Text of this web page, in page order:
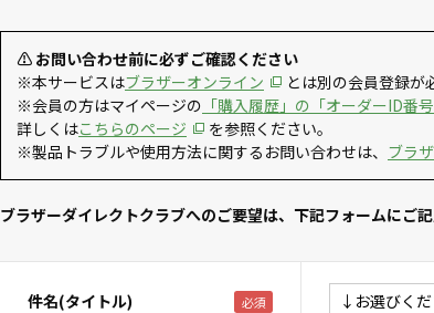
⚠ お問い合わせ前に必ずご確認ください
※本サービスはブラザーオンライン
とは別の会員登録が
※会員の方はマイページの 「購入履歴」の「オーダーID番号
詳しくはこちらのページ
を参照ください。
※製品トラブルや使用方法に関するお問い合わせは、 ブラ
ブラザーダイレクトクラブへのご要望は、下記フォームにご
件名(タイトル)